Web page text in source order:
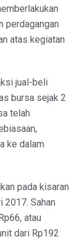
perdagangan
atas kegiatan
jual-beli
bursa sejak 2
telah
ke dalam
pada kisaran
2017. Sahan
atau
dari Rp192